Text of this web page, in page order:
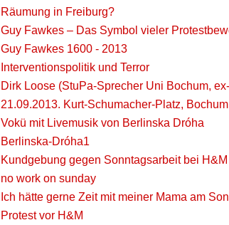
Räumung in Freiburg?
Guy Fawkes – Das Symbol vieler
Guy Fawkes 1600 - 2013
Interventionspolitik und Terror
Dirk Loose (StuPa-Sprecher Uni Bochum,
21.09.2013. Kurt-Schumacher-Platz,
Vokü mit Livemusik von Berlinska Dróha
Berlinska-Dróha1
Kundgebung gegen Sonntagsarbeit bei H&M
no work on sunday
Ich hätte gerne Zeit mit meiner Mama am
Protest vor H&M